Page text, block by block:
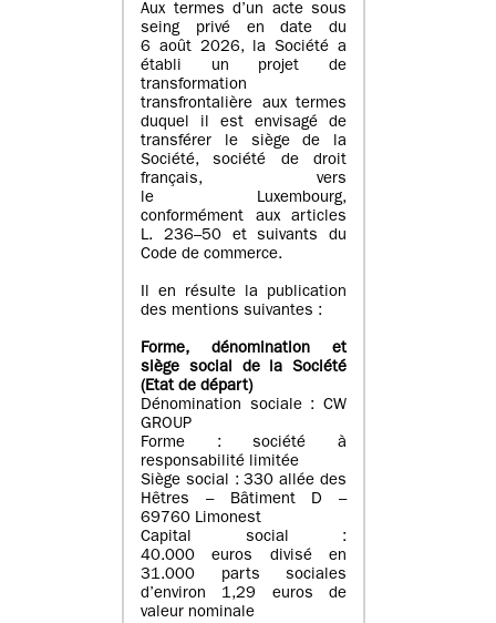
Aux termes d’un acte sous
seing privé en date du
6 août 2026, la Société a
établi un projet de
transformation
transfrontalière aux termes
duquel il est envisagé de
transférer le siège de la
Société, société de droit
français, vers
le Luxembourg,
conformément aux articles
L. 236–50 et suivants du
Code de commerce.
Il en résulte la publication
des mentions suivantes :
Forme, dénomination et
siège social de la Société
(Etatde départ)
Dénomination sociale : CW
GROUP
Forme : société à
responsabilité limitée
Siège social : 330 allée des
Hêtres – Bâtiment D –
69760 Limonest
Capital social :
40.000 euros divisé en
31.000 parts sociales
d’environ 1,29 euros de
valeur nominale